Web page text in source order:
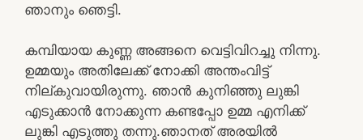
ഞാനും ഞെട്ടി.
കമ്പിയായ കുണ്ണ അങ്ങനെ വെട്ടിവിറച്ചു നിന്നു.
ഉമ്മയും അതിലേക്ക് നോക്കി അന്തംവിട്ട്
നില്കുവായിരുന്നു. ഞാൻ കുനിഞ്ഞു ലുങ്കി
എടുക്കാൻ നോക്കുന്ന കണ്ടപ്പോ ഉമ്മ എനിക്ക്
ലുങ്കി എടുത്തു തന്നു.ഞാനത് അരയിൽ